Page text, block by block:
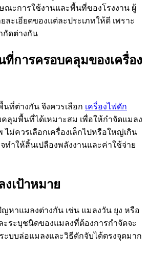
ณะการใช้งานและพื้นที่ของโรงงาน ผู้
ละเอียดของแต่ละประเภทให้ดี เพราะ
กัดต่างกัน
การครอบคลุมของเครื่อง
ที่ต่างกัน จึงควรเลือก เครื่องไฟดัก
ลุมพื้นที่ได้เหมาะสม เพื่อให้กำจัดแมลง
ม่ควรเลือกเครื่องเล็กไปหรือใหญ่เกิน
ทำให้สิ้นเปลืองพลังงานและค่าใช้จ่าย
เป้าหมาย
หาแมลงต่างกัน เช่น แมลงวัน ยุง หรือ
ะระบุชนิดของแมลงที่ต้องการกำจัดจะ
ะบบล่อแมลงและวิธีดักจับได้ตรงจุดมาก